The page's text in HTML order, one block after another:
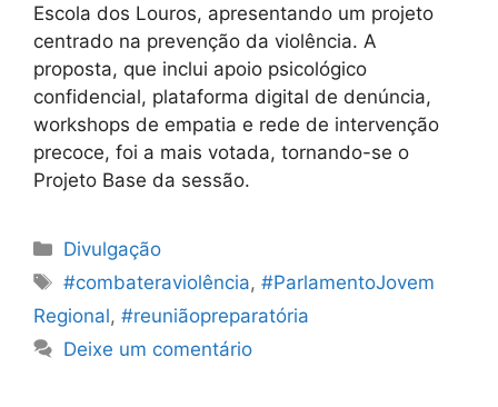
Escola dos Louros, apresentando um projeto
centrado na prevenção da violência. A
proposta, que inclui apoio psicológico
confidencial, plataforma digital de denúncia,
workshops de empatia e rede de intervenção
precoce, foi a mais votada, tornando-se o
Projeto Base da sessão.
Categorias
Divulgação
Etiquetas
#combateraviolência,#ParlamentoJovem
Regional, #reuniãopreparatória
Deixe um comentário